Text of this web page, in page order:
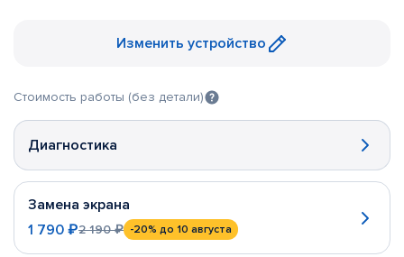
Изменить устройство
Стоимость работы (без детали)
Диагностика
Замена экрана
1 790 ₽2 190 ₽ -20% до 10 августа